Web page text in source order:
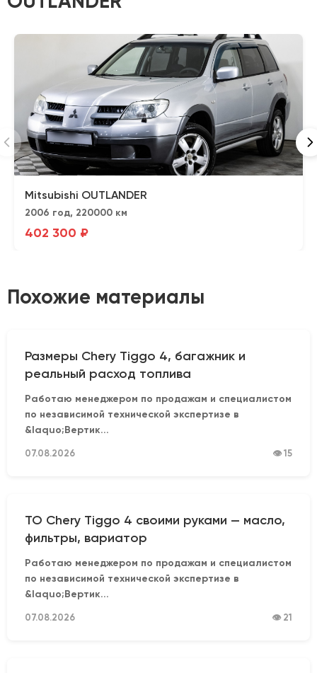
Mitsubishi OUTLANDER
2006 год, 220000 км
402 300 ₽
Похожие материалы
Размеры Chery Tiggo 4, багажник и
реальный расход топлива
Работаю менеджером по продажам и специалистом
по независимой технической экспертизе в
&laquo;Вертик...
07.08.2026 👁 15
ТО Chery Tiggo 4 своими руками — масло,
фильтры, вариатор
Работаю менеджером по продажам и специалистом
по независимой технической экспертизе в
&laquo;Вертик...
07.08.2026 👁 21